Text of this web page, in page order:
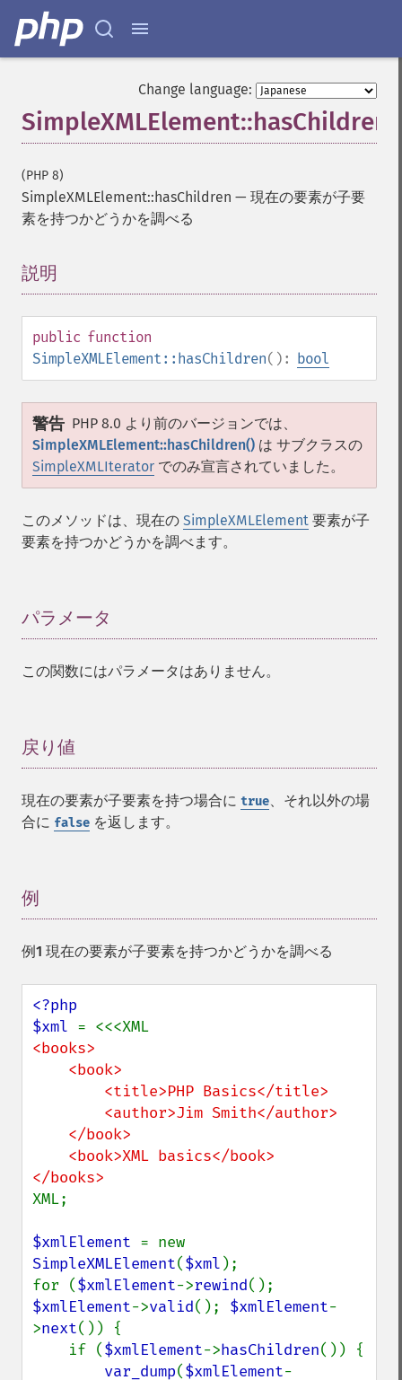
Change language:
SimpleXMLElement::hasChildren
(PHP 8)
SimpleXMLElement::hasChildren — 現在の要素が子要
素を持つかどうかを調べる
説明
public function
SimpleXMLElement::hasChildren(): bool
警告 PHP 8.0 より前のバージョンでは、
SimpleXMLElement::hasChildren() は サブクラスの
SimpleXMLIterator でのみ宣言されていました。
このメソッドは、現在の SimpleXMLElement 要素が子
要素を持つかどうかを調べます。
パラメータ
この関数にはパラメータはありません。
戻り値
現在の要素が子要素を持つ場合に true、それ以外の場
合に false を返します。
例
例1 現在の要素が子要素を持つかどうかを調べる
<?php
$xml
<books>
XML;
$xmlElement
SimpleXMLElement($xml );
for ($xmlElement->rewind
$xmlElement->valid(); $xmlElement-
>next()) {
    if (
$xmlElement->hasChildren()) {
var_dump($xmlElement-